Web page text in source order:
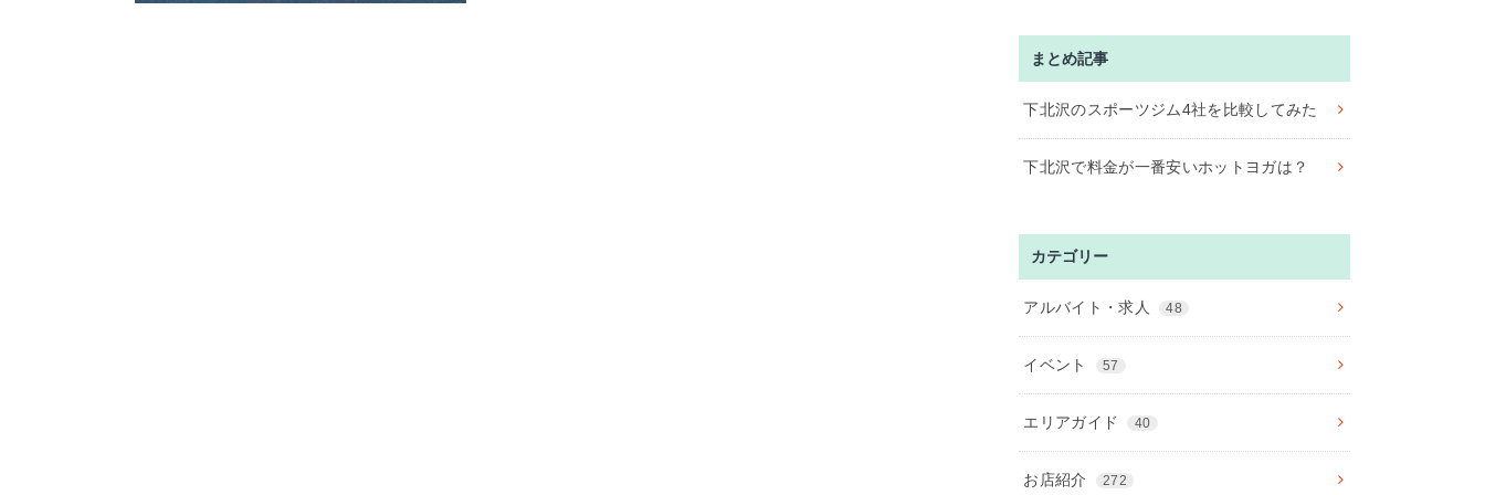
まとめ記事
下北沢のスポーツジム4社を比較してみた
下北沢で料金が一番安いホットヨガは？
カテゴリー
アルバイト・求人 48
イベント 57
エリアガイド 40
お店紹介 272